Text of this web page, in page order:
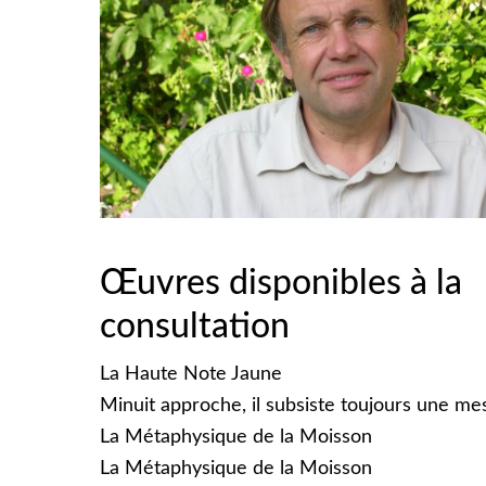
Œuvres disponibles à la
consultation
La Haute Note Jaune
Minuit approche, il subsiste toujours une
La Métaphysique de la Moisson
La Métaphysique de la Moisson